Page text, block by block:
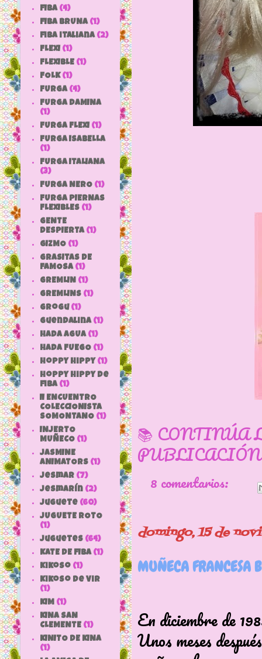
📚 CONTINÚA
8 comentarios:
domingo, 15 de
MUÑECA FRANCESA
En diciembre de
Unos meses
FIBA (4)
FIBA BRUNA (1)
fiba italiana (2)
FLEXI (1)
FLEXIBLE (1)
FOLK (1)
FURGA (4)
FURGA DAMINA
(1)
FURGA FLEXI (1)
FURGA ISABELLA
(1)
FURGA ITALIANA
(3)
FURGA NERO (1)
FURGA PIERNAS
FLEXIBLES (1)
GENTE
DESPIERTA (1)
GIZMO (1)
GRASITAS DE
FAMOSA (1)
GREMLIN (1)
GREMLINS (1)
grogu (1)
Guendalina (1)
HADA AGUA (1)
HADA FUEGO (1)
hoppy hippy (1)
hoppy hippy de
fiba (1)
II ENCUENTRO
COLECCIONISTA
SOMONTANO (1)
INJERTO
MUÑECO (1)
JASMINE
ANIMATORS (1)
jesmar (7)
jesmarín (2)
juguete (60)
JUGUETE ROTO
(1)
Juguetes (64)
KATE DE FIBA (1)
Kikoso (1)
Kikoso de Vir
(1)
KIM (1)
KINA SAN
CLEMENTE (1)
KINITO DE KINA
(1)